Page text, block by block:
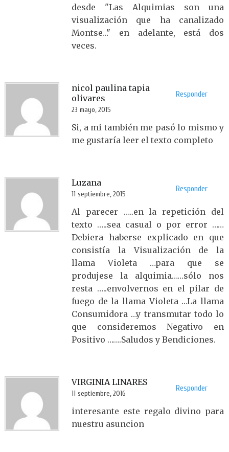
desde "Las Alquimias son una
visualización que ha canalizado
Montse…" en adelante, está dos
veces.
Responder
nicol paulina tapia
olivares
23 mayo, 2015
Si, a mi también me pasó lo mismo y
me gustaría leer el texto completo
Responder
Luzana
11 septiembre, 2015
Al parecer …..en la repetición del
texto …..sea casual o por error ……
Debiera haberse explicado en que
consistía la Visualización de la
llama Violeta …para que se
produjese la alquimia……sólo nos
resta …..envolvernos en el pilar de
fuego de la llama Violeta …La llama
Consumidora …y transmutar todo lo
que consideremos Negativo en
Positivo …….Saludos y Bendiciones.
Responder
VIRGINIA LINARES
11 septiembre, 2016
interesante este regalo divino para
nuestru asuncion